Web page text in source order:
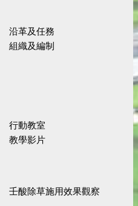
沿革及任務
組織及編制
行動教室
教學影片
壬酸除草施用效果觀察